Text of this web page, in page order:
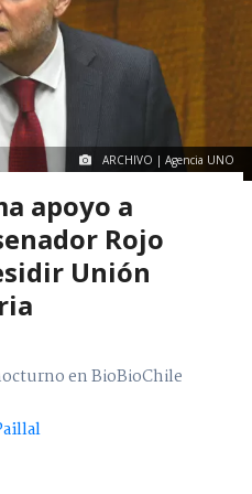
ARCHIVO | Agencia UNO
apoyo a
Rojo
Unión
en BioBioChile